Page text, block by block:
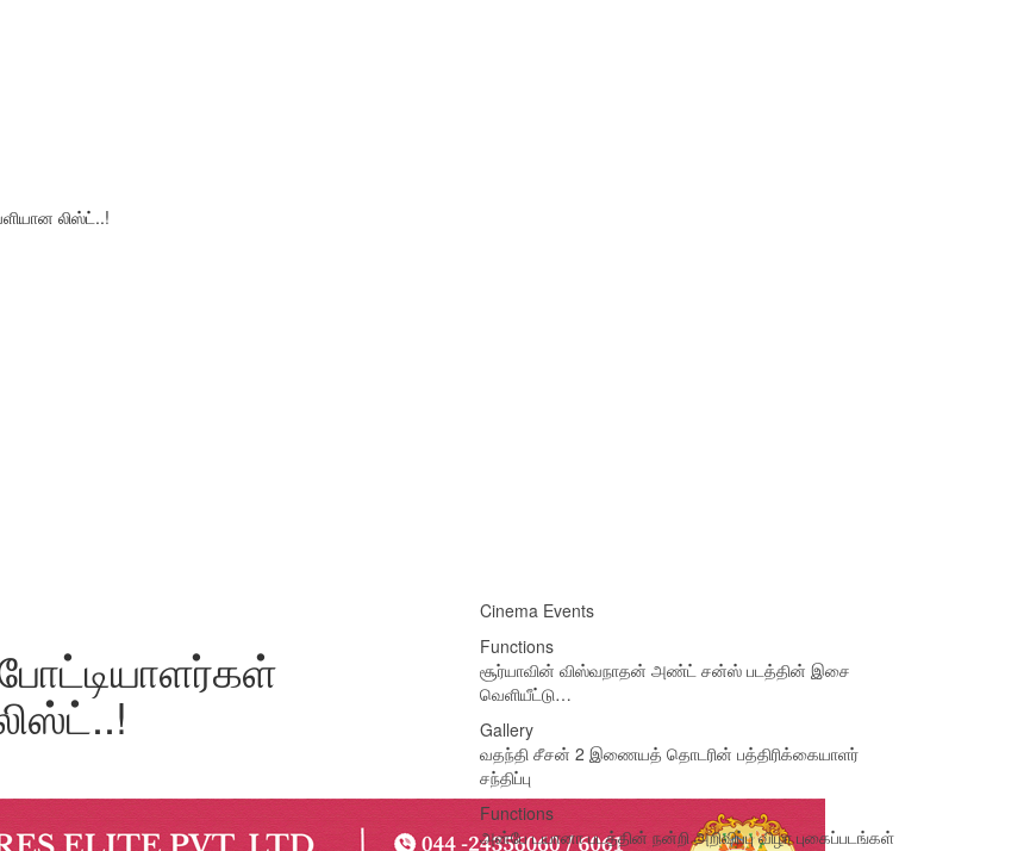
லிஸ்ட்..!
Cinema Events
Functions
சூர்யாவின் விஸ்வநாதன் அண்ட் சன்ஸ் படத்தின் இசை
வெளியீட்டு…
Gallery
வதந்தி சீசன் 2 இணையத் தொடரின் பத்திரிக்கையாளர்
சந்திப்பு
Functions
அன்பே டயானா படத்தின் நன்றி அறிவிப்பு விழா புகைப்படங்கள்